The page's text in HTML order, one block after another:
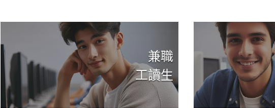
兼職
工讀生